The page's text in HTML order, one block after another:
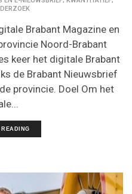
Brabant Magazine en
Noord-Brabant
keer het digitale Brabant
de Brabant Nieuwsbrief
provincie. Doel Om het